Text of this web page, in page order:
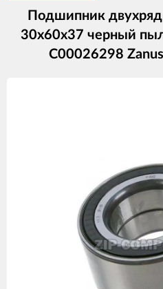
Подшипник
30x60x37 черный
C00026298